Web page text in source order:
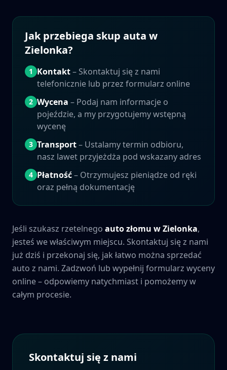
Jak przebiega skup auta w
Zielonka?
1 Kontakt– Skontaktuj się z nami
telefonicznie lub przez formularz online
2 Wycena – Podaj nam informacje o
pojeździe, a my przygotujemy wstępną
wycenę
3 Transport– Ustalamy termin odbioru,
nasz lawet przyjeżdża pod wskazany adres
4 Płatność– Otrzymujesz pieniądze od ręki
oraz pełną dokumentację
Jeśli szukasz rzetelnego auto złomu wZielonka,
jesteś we właściwym miejscu. Skontaktuj się z nami
już dziś i przekonaj się, jak łatwo można sprzedać
auto z nami. Zadzwoń lub wypełnij formularz wyceny
online – odpowiemy natychmiast i pomożemy w
całym procesie.
Skontaktuj się z nami